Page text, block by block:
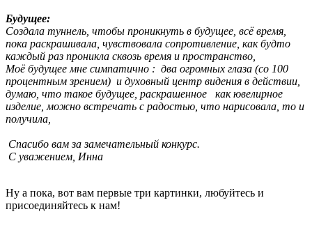
Будущее:
Создала туннель, чтобы проникнуть в будущее, всё время,
пока раскрашивала, чувствовала сопротивление, как будто
каждый раз проникла сквозь время и пространство,
Моё будущее мне симпатично : два огромных глаза (со 100
процентным зрением) и духовный центр видения в действии,
думаю, что такое будущее, раскрашенное как ювелирное
изделие, можно встречать с радостью, что нарисовала, то и
получила,
Спасибо вам за замечательный конкурс.
С уважением, Инна
Ну а пока, вот вам первые три картинки, любуйтесь и
присоединяйтесь к нам!